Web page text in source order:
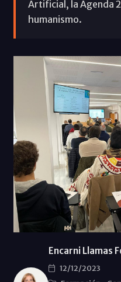
Artificial, la Agenda
humanismo.
Encarni Llamas
12/12/2023